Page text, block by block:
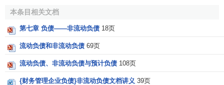
本条目相关文档
第七章 负债——非流动负债 18页
流动负债和非流动负债 69页
流动负债、非流动负债与预计负债 108页
{财务管理企业负债}非流动负债文档讲义 39页